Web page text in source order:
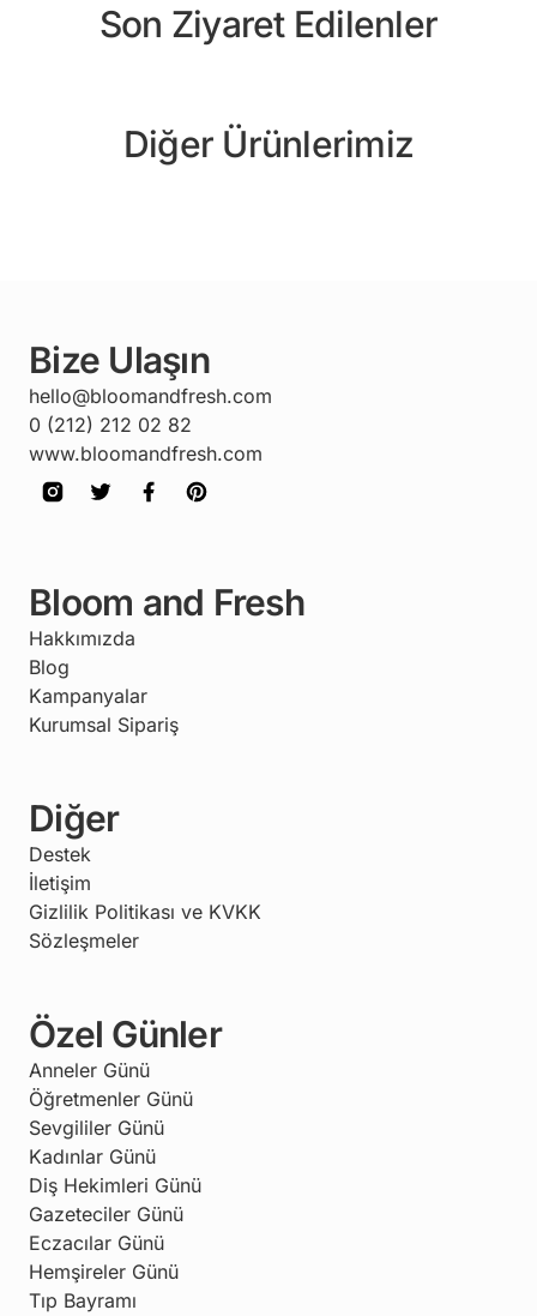
Son Ziyaret Edilenler
Diğer Ürünlerimiz
Bize Ulaşın
hello@bloomandfresh.com
0 (212) 212 02 82
www.bloomandfresh.com
Bloom and Fresh
Hakkımızda
Blog
Kampanyalar
Kurumsal Sipariş
Diğer
Destek
İletişim
Gizlilik Politikası ve KVKK
Sözleşmeler
Özel Günler
Anneler Günü
Öğretmenler Günü
Sevgililer Günü
Kadınlar Günü
Diş Hekimleri Günü
Gazeteciler Günü
Eczacılar Günü
Hemşireler Günü
Tıp Bayramı